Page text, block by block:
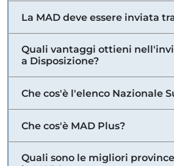
La MAD deve essere inviata
Quali vantaggi ottieni
a Disposizione?
Che cos'è l'elenco Nazionale
Che cos'è MAD Plus?
Quali sono le migliori